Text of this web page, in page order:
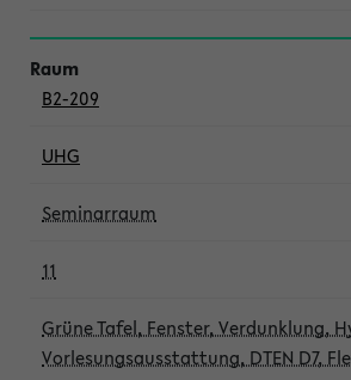
B2-209
UHG
Seminarraum
11
Grüne Tafel, Fenster, Verdunklung,
Vorlesungsausstattung, DTEN D7,